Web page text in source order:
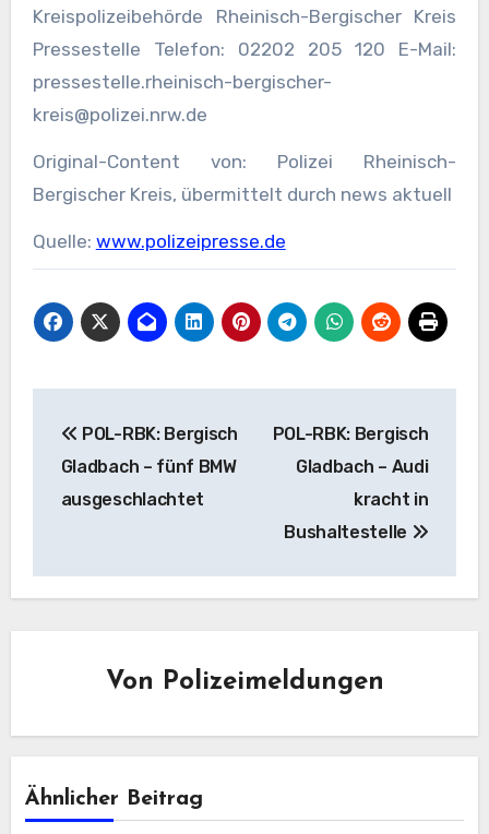
Kreispolizeibehörde Rheinisch-Bergischer Kreis
Pressestelle Telefon: 02202 205 120 E-Mail:
pressestelle.rheinisch-bergischer-
kreis@polizei.nrw.de
Original-Content von: Polizei Rheinisch-
Bergischer Kreis, übermittelt durch news aktuell
Quelle: www.polizeipresse.de
POL-RBK: Bergisch
Gladbach – fünf BMW
ausgeschlachtet
POL-RBK: Bergisch
Gladbach – Audi
kracht in
Bushaltestelle
Von Polizeimeldungen
Ähnlicher Beitrag